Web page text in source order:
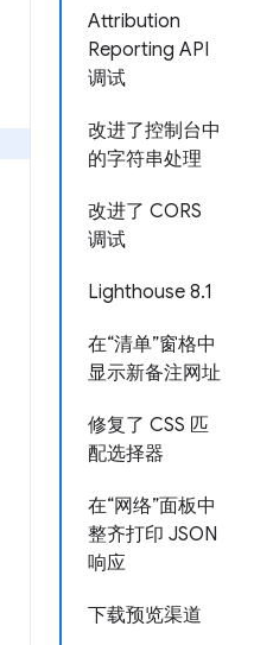
Attribution
Reporting API
调试
改进了控制台中
的字符串处理
改进了 CORS
调试
Lighthouse 8.1
在“清单”窗格中
显示新备注网址
修复了 CSS 匹
配选择器
在“网络”面板中
整齐打印 JSON
响应
下载预览渠道